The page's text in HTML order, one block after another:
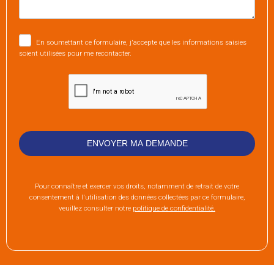
En soumettant ce formulaire, j'accepte que les informations saisies
soient utilisées pour me recontacter.
Pour connaître et exercer vos droits, notamment de retrait de votre
consentement à l'utilisation des données collectées par ce formulaire,
veuillez consulter notre politique de confidentialité.